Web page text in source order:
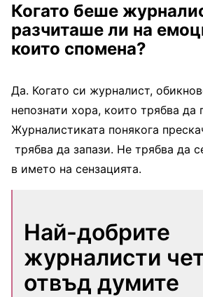
Когато беше
разчиташе ли на
които спомена?
Да. Когато си журналист,
непознати хора, които трябва
Журналистиката понякога
трябва да запази. Не трябва да
в името на сензацията.
Най-добрите
журналисти
отвъд думите